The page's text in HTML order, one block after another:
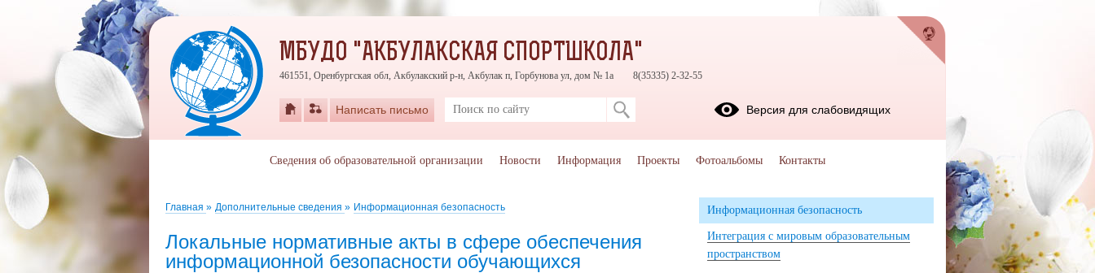
Главная » Дополнительные сведения » Информационная безопасность
Локальные нормативные акты в сфере обеспечения
информационной безопасности обучающихся
Информационная безопасность
Интеграция с мировым образовательным
пространством
МБУДО "АКБУЛАКСКАЯ СПОРТШКОЛА"
461551, Оренбургская обл, Акбулакский р-н, Акбулак п, Горбунова ул, дом № 1а 8(35335) 2-32-55
Написать письмо Версия для слабовидящих
Сведения об образовательной организации Новости Информация Проекты Фотоальбомы Контакты